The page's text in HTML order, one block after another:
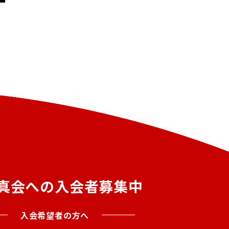
会への入会者募集中
入会希望者の方へ